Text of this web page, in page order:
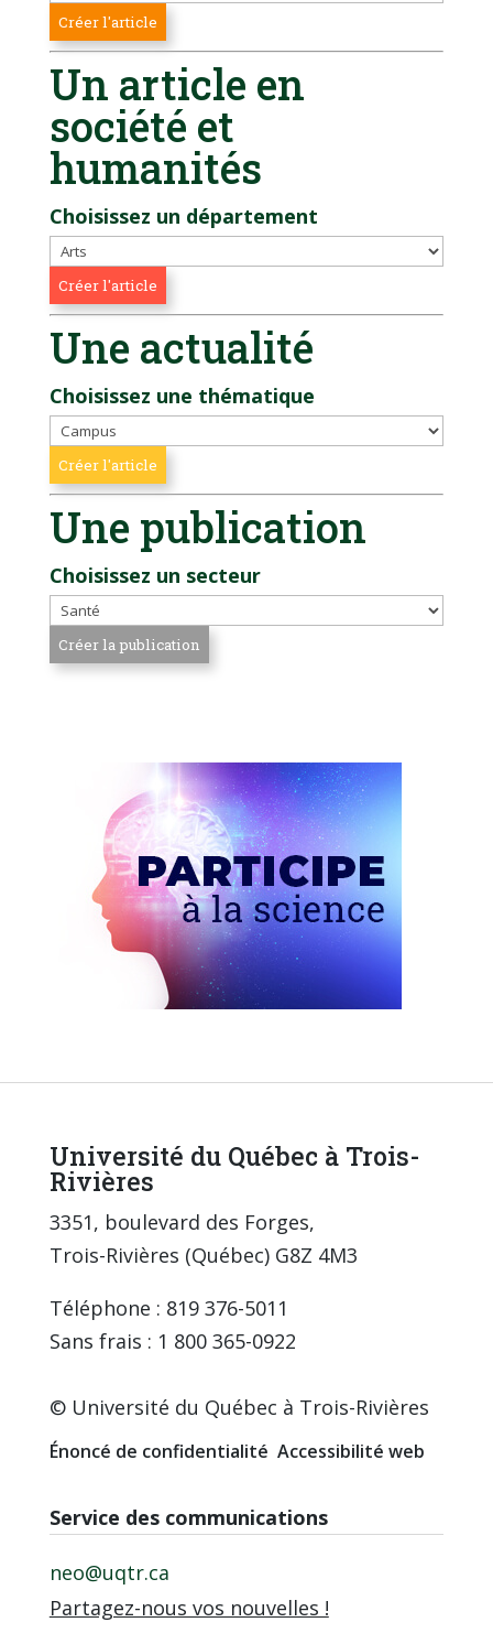
Un article en
société et
humanités
Choisissez un département
Une actualité
Choisissez une thématique
Une publication
Choisissez un secteur
Université du Québec à Trois-
Rivières
3351, boulevard des Forges,
Trois-Rivières (Québec) G8Z 4M3
Téléphone : 819 376-5011
Sans frais : 1 800 365-0922
© Université du Québec à Trois-Rivières
Énoncé de confidentialité Accessibilité web
Service des communications
neo@uqtr.ca
Partagez-nous vos nouvelles !